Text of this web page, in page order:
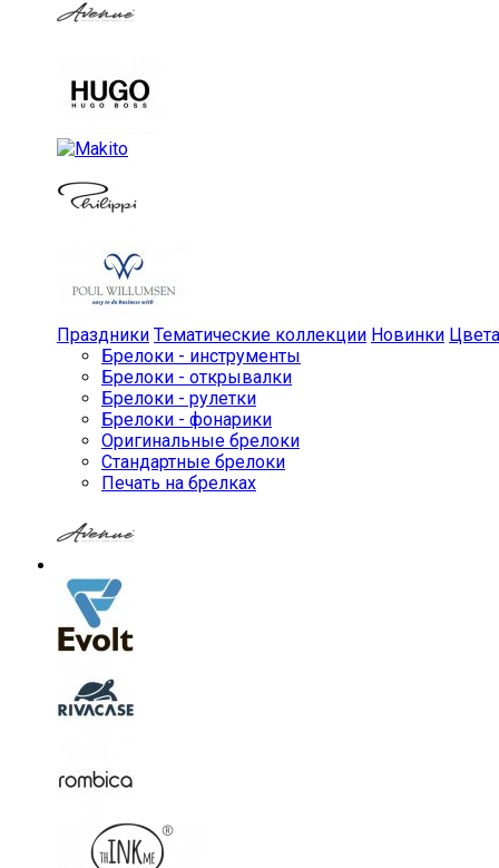
Праздники Тематические коллекции Новинки Цвета
Брелоки - инструменты
Брелоки - открывалки
Брелоки - рулетки
Брелоки - фонарики
Оригинальные брелоки
Стандартные брелоки
Печать на брелках